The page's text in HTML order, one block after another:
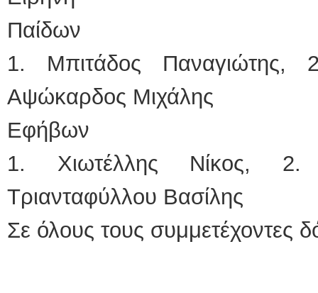
Παίδων
1. Μπιτάδος Παναγιώτης,
Αψώκαρδος Μιχάλης
Εφήβων
1. Χιωτέλλης Νίκος,
Τριανταφύλλου Βασίλης
Σε όλους τους συμμετέχοντες